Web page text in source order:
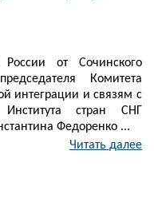
России от Сочинского
Комитета
интеграции и связям с
Института стран СНГ
Федоренко ...
Читать далее